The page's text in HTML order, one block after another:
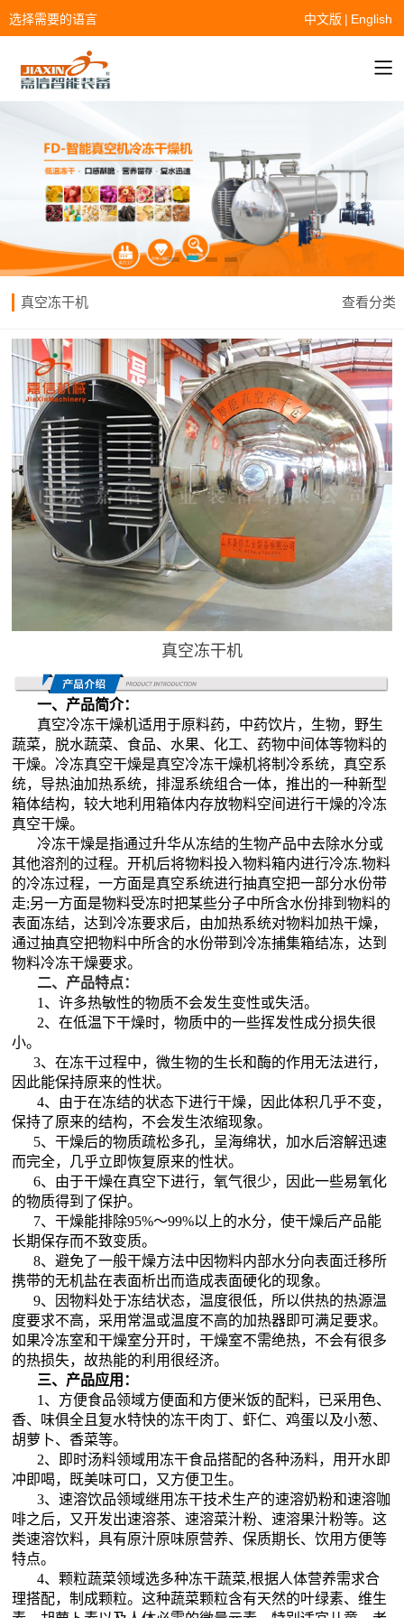
选择需要的语言 中文版 | English
真空冻干机 查看分类
真空冻干机
一、产品简介：
真空冷冻干燥机适用于原料药，中药饮片，生物，野生
蔬菜，脱水蔬菜、食品、水果、化工、药物中间体等物料的
干燥。冷冻真空干燥是真空冷冻干燥机将制冷系统，真空系
统，导热油加热系统，排湿系统组合一体，推出的一种新型
箱体结构，较大地利用箱体内存放物料空间进行干燥的冷冻
真空干燥。
冷冻干燥是指通过升华从冻结的生物产品中去除水分或
其他溶剂的过程。开机后将物料投入物料箱内进行冷冻.物料
的冷冻过程，一方面是真空系统进行抽真空把一部分水份带
走;另一方面是物料受冻时把某些分子中所含水份排到物料的
表面冻结，达到冷冻要求后，由加热系统对物料加热干燥，
通过抽真空把物料中所含的水份带到冷冻捕集箱结冻，达到
物料冷冻干燥要求。
二、产品特点：
1、许多热敏性的物质不会发生变性或失活。
2、在低温下干燥时，物质中的一些挥发性成分损失很
小。
3、在冻干过程中，微生物的生长和酶的作用无法进行，
因此能保持原来的性状。
4、由于在冻结的状态下进行干燥，因此体积几乎不变，
保持了原来的结构，不会发生浓缩现象。
5、干燥后的物质疏松多孔，呈海绵状，加水后溶解迅速
而完全，几乎立即恢复原来的性状。
6、由于干燥在真空下进行，氧气很少，因此一些易氧化
的物质得到了保护。
7、干燥能排除95%～99%以上的水分，使干燥后产品能
长期保存而不致变质。
8、避免了一般干燥方法中因物料内部水分向表面迁移所
携带的无机盐在表面析出而造成表面硬化的现象。
9、因物料处于冻结状态，温度很低，所以供热的热源温
度要求不高，采用常温或温度不高的加热器即可满足要求。
如果冷冻室和干燥室分开时，干燥室不需绝热，不会有很多
的热损失，故热能的利用很经济。
三、产品应用：
1、方便食品领域方便面和方便米饭的配料，已采用色、
香、味俱全且复水特快的冻干肉丁、虾仁、鸡蛋以及小葱、
胡萝卜、香菜等。
2、即时汤料领域用冻干食品搭配的各种汤料，用开水即
冲即喝，既美味可口，又方便卫生。
3、速溶饮品领域继用冻干技术生产的速溶奶粉和速溶咖
啡之后，又开发出速溶茶、速溶菜汁粉、速溶果汁粉等。这
类速溶饮料，具有原汁原味原营养、保质期长、饮用方便等
特点。
4、颗粒蔬菜领域选多种冻干蔬菜,根据人体营养需求合
理搭配，制成颗粒。这种蔬菜颗粒含有天然的叶绿素、维生